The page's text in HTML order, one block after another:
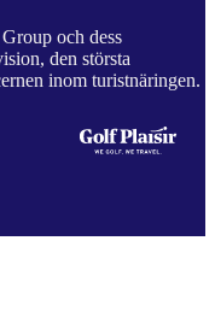
och dess
den största
inom turistnäringen.